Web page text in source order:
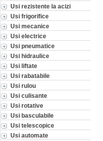
Usi rezistente la acizi
Usi frigorifice
Usi mecanice
Usi electrice
Usi pneumatice
Usi hidraulice
Usi liftate
Usi rabatabile
Usi rulou
Usi culisante
Usi rotative
Usi basculabile
Usi telescopice
Usi automate